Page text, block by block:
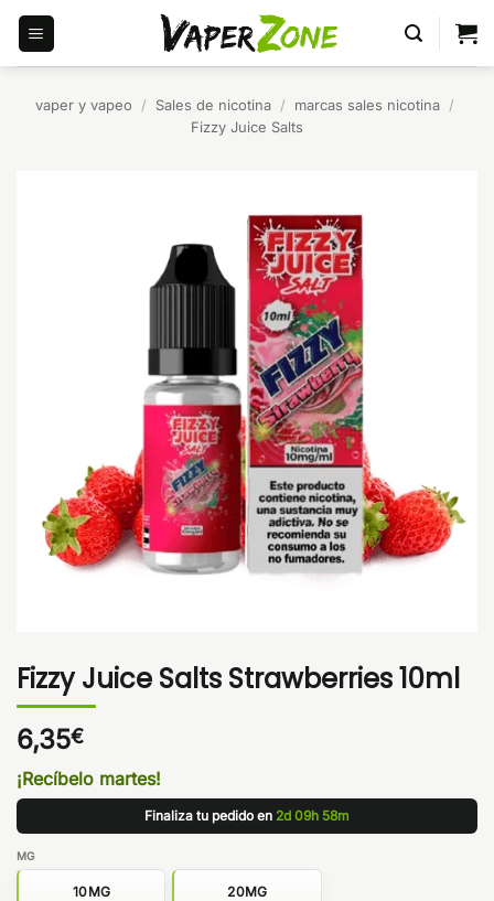
Saltar
contenido
vaper y vapeo / Sales de nicotina / marcas sales nicotina /
Fizzy Juice Salts
Fizzy Juice Salts Strawberries 10ml
6,35€
¡Recíbelo martes!
Finaliza tu pedido en 2d 09h 58m
MG
10MG 20MG